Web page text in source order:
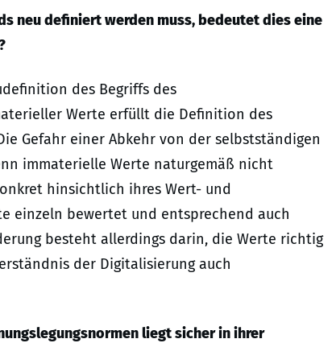
neu definiert werden muss, bedeutet dies eine
des Begriffs des
Werte erfüllt die Definition des
Gefahr einer Abkehr von der selbstständigen
immaterielle Werte naturgemäß nicht
hinsichtlich ihres Wert- und
einzeln bewertet und entsprechend auch
besteht allerdings darin, die Werte richtig
der Digitalisierung auch
liegt sicher in ihrer